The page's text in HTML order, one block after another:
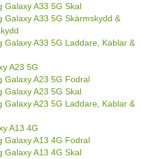
Galaxy A33 5G Skal
Galaxy A33 5G Skärmskydd &
Galaxy A33 5G Laddare, Kablar &
A23 5G
Galaxy A23 5G Fodral
Galaxy A23 5G Skal
Galaxy A23 5G Laddare, Kablar &
A13 4G
Galaxy A13 4G Fodral
Galaxy A13 4G Skal